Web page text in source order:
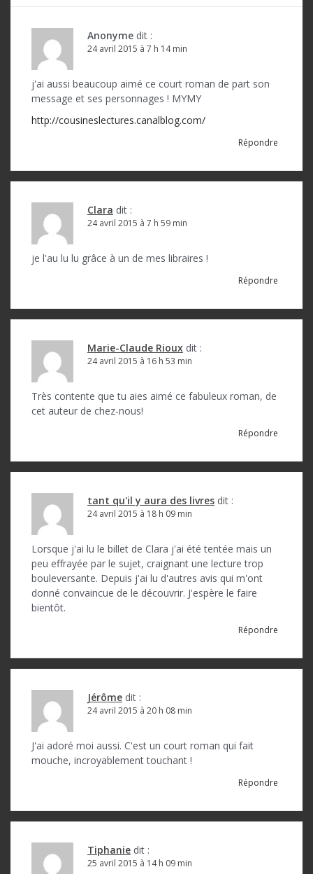
a
e
Anonyme dit :
24 avril 2015 à 7 h 14 min
j'ai aussi beaucoup aimé ce court roman de part son
message et ses personnages ! MYMY
http://cousineslectures.canalblog.com/
Répondre
Clara dit :
24 avril 2015 à 7 h 59 min
je l'au lu lu grâce à un de mes libraires !
Répondre
Marie-Claude Rioux dit :
24 avril 2015 à 16 h 53 min
Très contente que tu aies aimé ce fabuleux roman, de
cet auteur de chez-nous!
Répondre
tant qu'il y aura des livres dit :
24 avril 2015 à 18 h 09 min
Lorsque j'ai lu le billet de Clara j'ai été tentée mais un
peu effrayée par le sujet, craignant une lecture trop
bouleversante. Depuis j'ai lu d'autres avis qui m'ont
donné convaincue de le découvrir. J'espère le faire
bientôt.
Répondre
Jérôme dit :
24 avril 2015 à 20 h 08 min
J'ai adoré moi aussi. C'est un court roman qui fait
mouche, incroyablement touchant !
Répondre
Tiphanie dit :
25 avril 2015 à 14 h 09 min